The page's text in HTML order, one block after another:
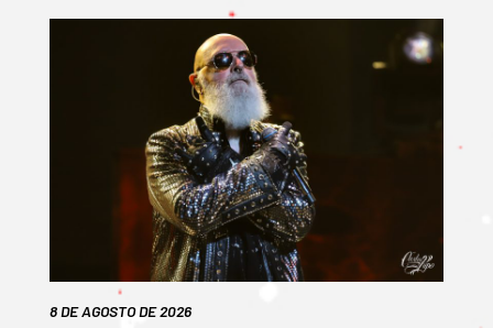
8 DE AGOSTO DE 2026